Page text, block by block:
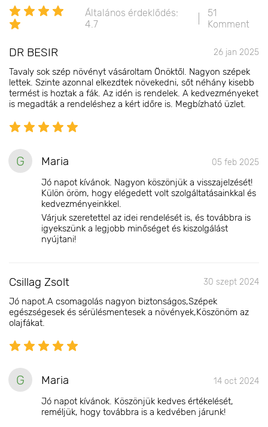
Általános érdeklődés:
4.7
51
Komment
DR BESIR 26 jan 2025
Tavaly sok szép növényt vásároltam Önöktől. Nagyon szépek
lettek. Szinte azonnal elkezdtek növekedni, sőt néhány kisebb
termést is hoztak a fák. Az idén is rendelek. A kedvezményeket
is megadták a rendeléshez a kért időre is. Megbízható üzlet.
G Maria 05 feb 2025
Jó napot kívánok. Nagyon köszönjük a visszajelzését!
Külön öröm, hogy elégedett volt szolgáltatásainkkal és
kedvezményeinkkel.
Várjuk szeretettel az idei rendelését is, és továbbra is
igyekszünk a legjobb minőséget és kiszolgálást
nyújtani!
Csillag Zsolt 30 szept 2024
Jó napot.A csomagolás nagyon biztonságos,Szépek
egészségesek és sérülésmentesek a növények,Köszönöm az
olajfákat.
G Maria 14 oct 2024
Jó napot kívánok. Köszönjük kedves értékelését,
reméljük, hogy továbbra is a kedvében járunk!